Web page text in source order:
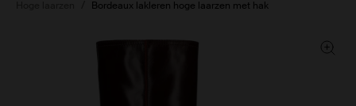
Bordeaux lakleren hoge laarzen met hak